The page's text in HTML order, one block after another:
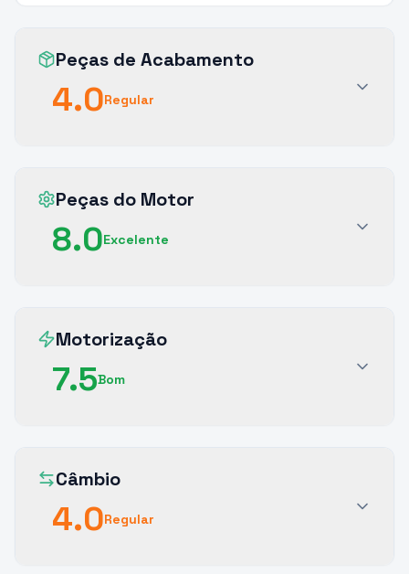
Peças de Acabamento
4.0Regular
Peças do Motor
8.0Excelente
Motorização
7.5Bom
Câmbio
4.0Regular